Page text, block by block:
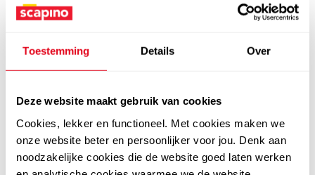
Toestemming Details Over
Deze website maakt gebruik van cookies
Cookies, lekker en functioneel. Met cookies maken we
onze website beter en persoonlijker voor jou. Denk aan
noodzakelijke cookies die de website goed laten werken
leer
5,0 4,8